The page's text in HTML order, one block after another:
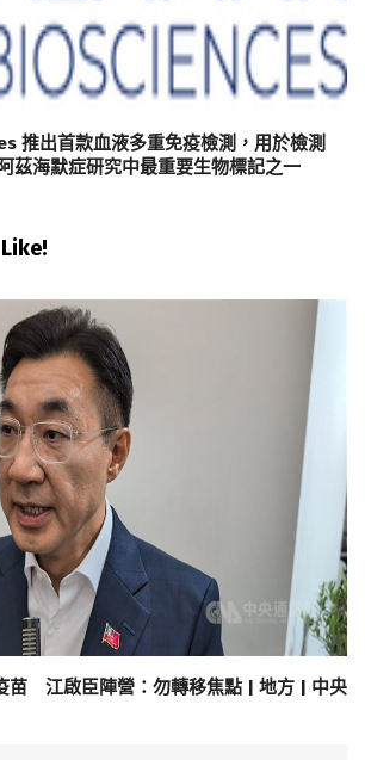
推出首款血液多重免疫檢測，用於檢測
茲海默症研究中最重要生物標記之一
苗 江啟臣陣營：勿轉移焦點 | 地方 | 中央